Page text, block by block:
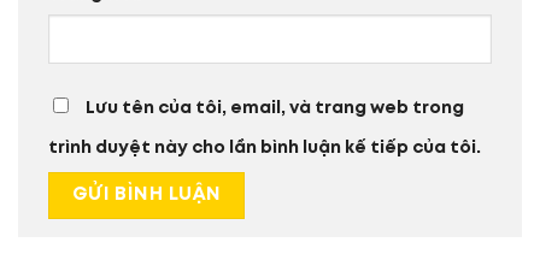
Lưu tên của tôi, email, và trang web trong
trình duyệt này cho lần bình luận kế tiếp của tôi.